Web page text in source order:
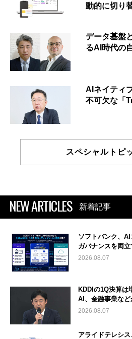
動的に切り
データ基盤
るAI時代の
AIネイティ
不可欠な「
スペシャルトピ
NEW ARTICLES 新着記事
ソフトバンク、
ガバナンスを両
2026.08.07
KDDIの1Q決算
AI、金融事業など
2026.08.07
アライドテレシ